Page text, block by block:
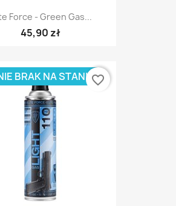
Force - Green Gas...
45,90 zł
BRAK NA STANIEfavorite_border